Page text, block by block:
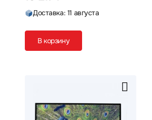
Доставка: 11 августа
В корзину